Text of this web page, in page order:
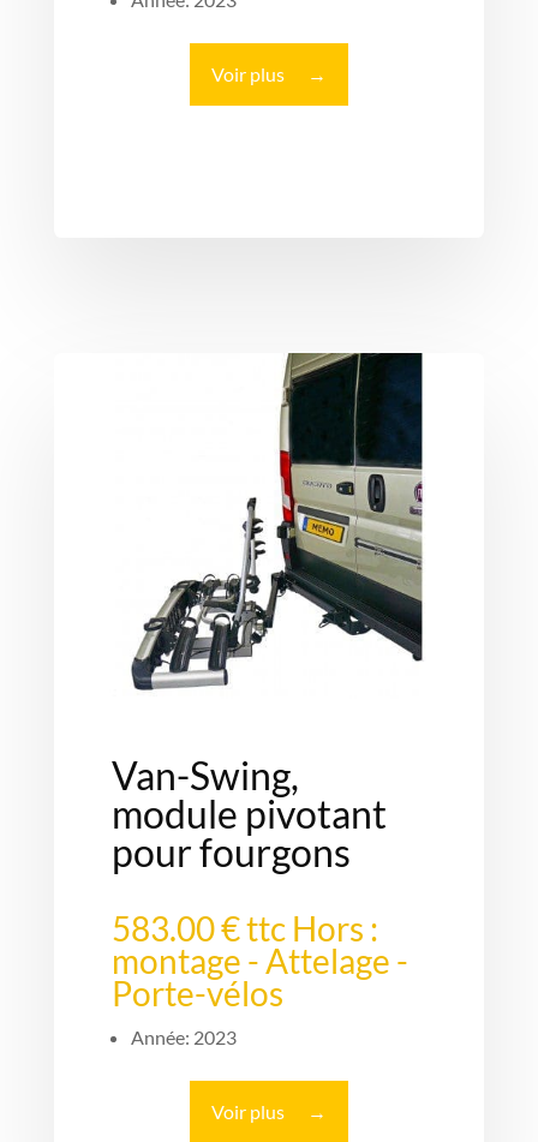
Voir plus →
Van-Swing,
module pivotant
pour fourgons
583.00 € ttc Hors :
montage - Attelage -
Porte-vélos
Année: 2023
Voir plus →